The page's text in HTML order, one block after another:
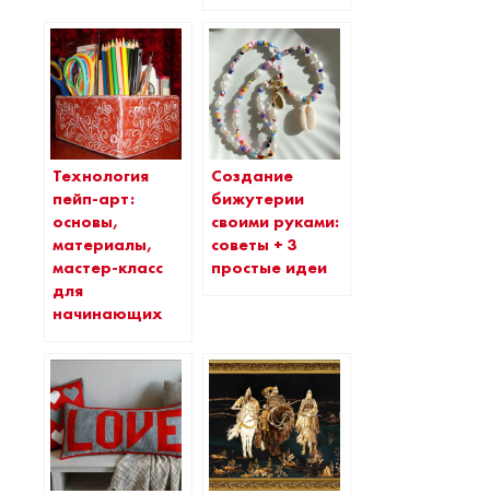
Технология
пейп-арт:
основы,
материалы,
мастер-класс
для
начинающих
Создание
бижутерии
своими руками:
советы + 3
простые идеи